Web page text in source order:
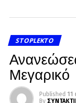
STOPLEKTO
Μεγαρικό
Published 11
By